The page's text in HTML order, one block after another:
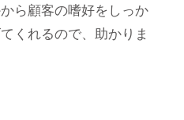
ら顧客の嗜好をしっか
くれるので、助かりま